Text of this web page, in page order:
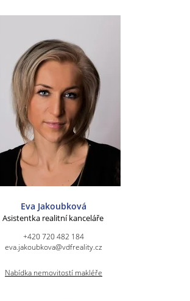
Eva Jakoubková
Asistentka realitní kanceláře
+420 720 482 184
eva.jakoubkova@vdfreality.cz
Nabídka nemovitostí makléře